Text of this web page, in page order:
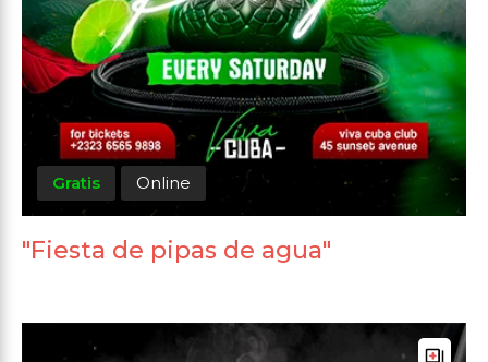
Gratis Online
"Fiesta de pipas de agua"